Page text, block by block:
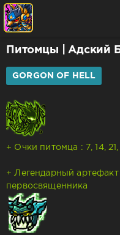
Питомцы | Адский
GORGON OF HELL
+ Очки питомца : 7, 14,
+ Легендарный
первосвященника